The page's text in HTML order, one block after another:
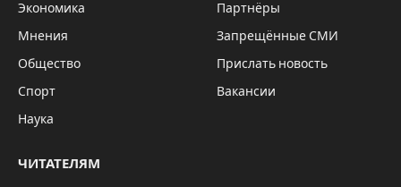
Экономика
Мнения
Общество
Спорт
Наука
Партнёры
Запрещённые СМИ
Прислать новость
Вакансии
ЧИТАТЕЛЯМ